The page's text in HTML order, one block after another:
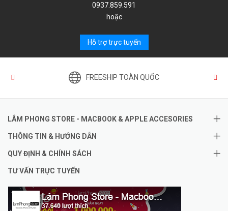
0937.859.591
hoặc
Hỗ trợ trực tuyến
FREESHIP TOÀN QUỐC
LÂM PHONG STORE - MACBOOK & APPLE ACCESORIES
THÔNG TIN & HƯỚNG DẪN
QUY ĐỊNH & CHÍNH SÁCH
TƯ VẤN TRỰC TUYẾN